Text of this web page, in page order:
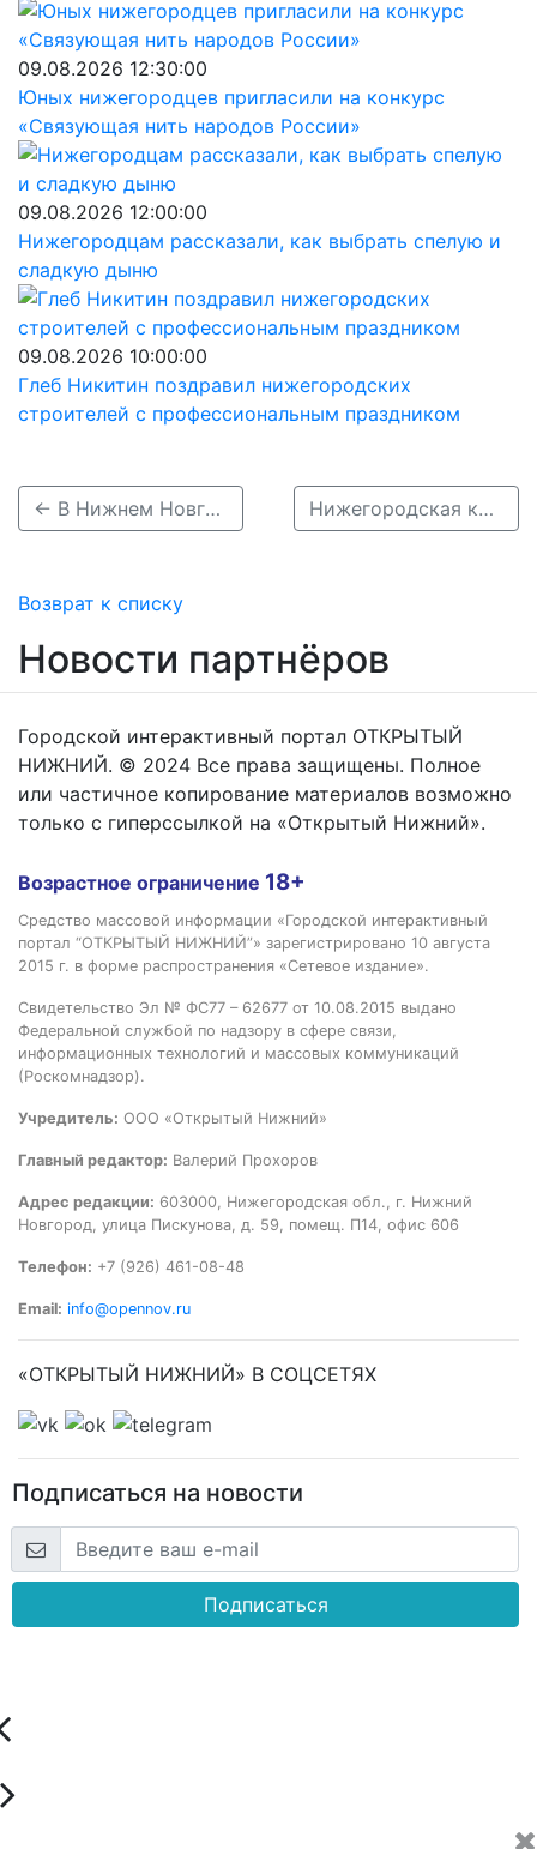
09.08.2026 12:30:00
Юных нижегородцев пригласили на конкурс
«Связующая нить народов России»
09.08.2026 12:00:00
Нижегородцам рассказали, как выбрать спелую и
сладкую дыню
09.08.2026 10:00:00
Глеб Никитин поздравил нижегородских
строителей с профессиональным праздником
← В Нижнем Новгороде впервые пересадили почку в региональном бюджетном учреждении Нижегородская компания «Р7» победила в Национальной премии «Цифровые решения» →
Возврат к списку
Новости партнёров
Городской интерактивный портал ОТКРЫТЫЙ
НИЖНИЙ. © 2024 Все права защищены. Полное
или частичное копирование материалов возможно
только с гиперссылкой на «Открытый Нижний».
Возрастное ограничение 18+
Средство массовой информации «Городской интерактивный
портал “ОТКРЫТЫЙ НИЖНИЙ”» зарегистрировано 10 августа
2015 г. в форме распространения «Сетевое издание».
Свидетельство Эл № ФС77 – 62677 от 10.08.2015 выдано
Федеральной службой по надзору в сфере связи,
информационных технологий и массовых коммуникаций
(Роскомнадзор).
Учредитель: ООО «Открытый Нижний»
Главный редактор: Валерий Прохоров
Адрес редакции: 603000, Нижегородская обл., г. Нижний
Новгород, улица Пискунова, д. 59, помещ. П14, офис 606
Телефон: +7 (926) 461-08-48
Email: info@opennov.ru
«ОТКРЫТЫЙ НИЖНИЙ» В СОЦСЕТЯХ
Подписаться на новости
Подписаться